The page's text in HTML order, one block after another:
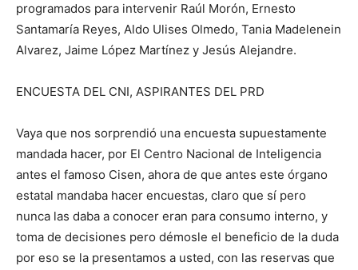
programados para intervenir Raúl Morón, Ernesto
Santamaría Reyes, Aldo Ulises Olmedo, Tania Madelenein
Alvarez, Jaime López Martínez y Jesús Alejandre.
ENCUESTA DEL CNI, ASPIRANTES DEL PRD
Vaya que nos sorprendió una encuesta supuestamente
mandada hacer, por El Centro Nacional de Inteligencia
antes el famoso Cisen, ahora de que antes este órgano
estatal mandaba hacer encuestas, claro que sí pero
nunca las daba a conocer eran para consumo interno, y
toma de decisiones pero démosle el beneficio de la duda
por eso se la presentamos a usted, con las reservas que